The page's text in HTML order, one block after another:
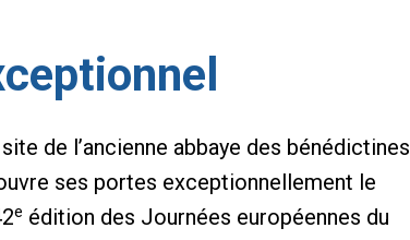
de l’ancienne abbaye des bénédictines
ses portes exceptionnellement le
e édition des Journées européennes du